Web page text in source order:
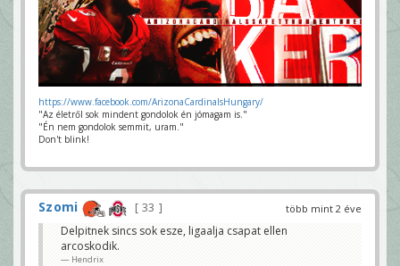
https://www.facebook.com/ArizonaCardinalsHungary/
"Az életről sok mindent gondolok én jómagam is."
"Én nem gondolok semmit, uram."
Don't blink!
több mint 2 éve
Szomi
33
Delpitnek sincs sok esze, ligaalja csapat ellen
arcoskodik.
Hendrix